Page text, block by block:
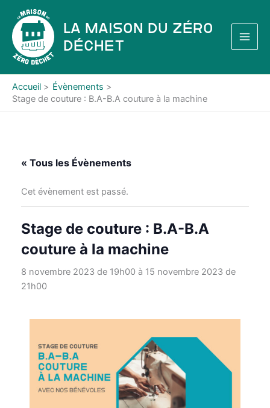
contenu
La Maison du Zéro
Déchet
Accueil
Évènements
Stage de couture : B.A-B.A couture à la machine
« Tous les Évènements
Cet évènement est passé.
Stage de couture : B.A-B.A
couture à la machine
8 novembre 2023 de 19h00à 15 novembre 2023 de
21h00